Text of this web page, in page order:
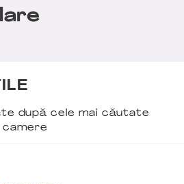
după cele mai căutate
camere